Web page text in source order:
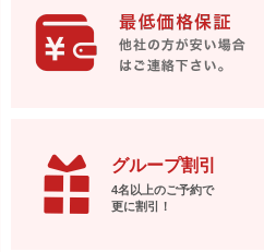
グループ割引
4名以上のご予約で
更に割引！